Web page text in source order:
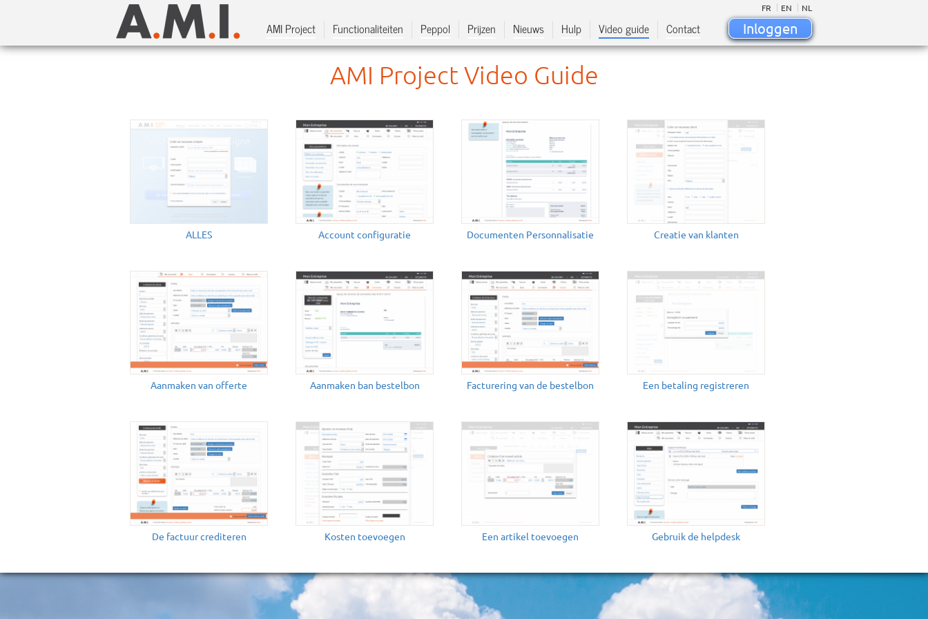
Inloggen
FR EN NL
AMI Project Functionaliteiten Peppol Prijzen Nieuws Hulp Video guide Contact
AMI Project Video Guide
ALLES Account configuratie Documenten Personnalisatie Creatie van klanten
Aanmaken van offerte Aanmaken ban bestelbon Facturering van de bestelbon Een betaling registreren
De factuur crediteren Kosten toevoegen Een artikel toevoegen Gebruik de helpdesk